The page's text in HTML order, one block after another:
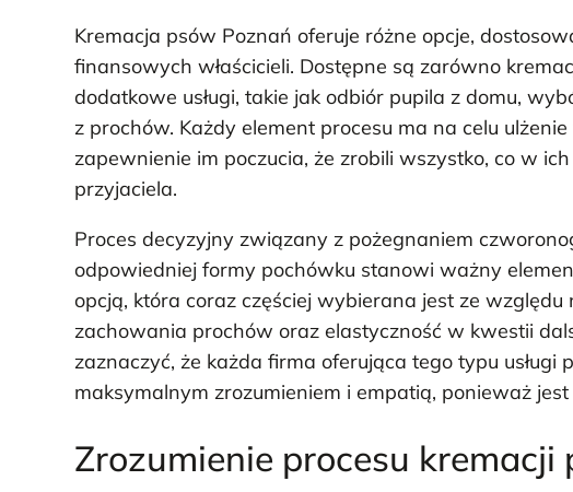
Kremacja psów Poznań oferuje różne opcje,
finansowych właścicieli. Dostępne są zarówno
dodatkowe usługi, takie jak odbiór pupila z domu,
z prochów. Każdy element procesu ma na celu
zapewnienie im poczucia, że zrobili wszystko, co w
przyjaciela.
Proces decyzyjny związany z pożegnaniem
odpowiedniej formy pochówku stanowi ważny
opcją, która coraz częściej wybierana jest ze
zachowania prochów oraz elastyczność w kwestii
zaznaczyć, że każda firma oferująca tego typu
maksymalnym zrozumieniem i empatią, ponieważ jest
Zrozumienie procesu